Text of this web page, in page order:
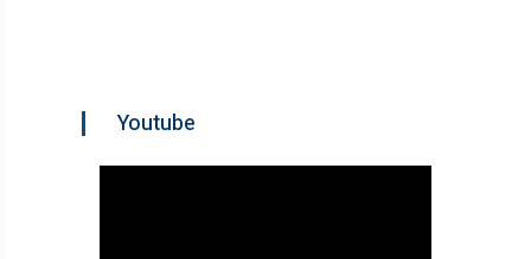
Youtube